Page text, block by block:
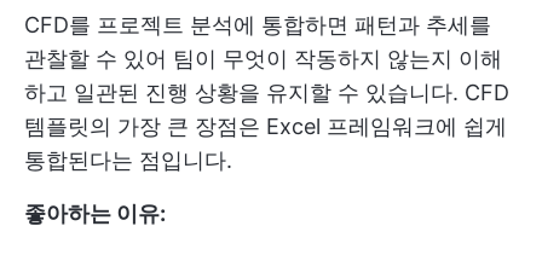
CFD를 프로젝트 분석에 통합하면 패턴과 추세를
관찰할 수 있어 팀이 무엇이 작동하지 않는지 이해
하고 일관된 진행 상황을 유지할 수 있습니다. CFD
템플릿의 가장 큰 장점은 Excel 프레임워크에 쉽게
통합된다는 점입니다.
좋아하는 이유: